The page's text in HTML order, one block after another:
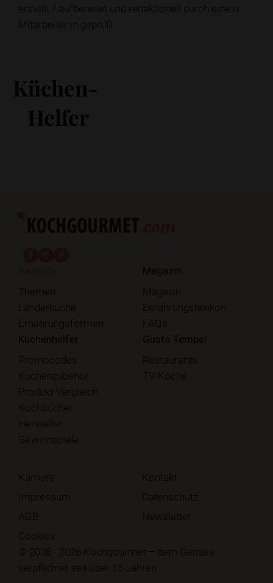
erstellt / aufbereitet und redaktionell durch eine:n
Mitarbeiter:in geprüft.
Küchen-
Helfer
Themen
Länderküche
Ernährungsformen
Magazin
Magazin
Ernährungslexikon
FAQs
Küchenhelfer
Promocodes
Küchenzubehör
Produkt-Vergleich
Kochbücher
Hersteller
Gewinnspiele
Gusto Tempel
Restaurants
TV-Köche
© 2008 - 2026 Kochgourmet – dem Genuss
verpflichtet seit über 15 Jahren
Karriere
Kontakt
Impressum
Datenschutz
AGB
Newsletter
Cookies